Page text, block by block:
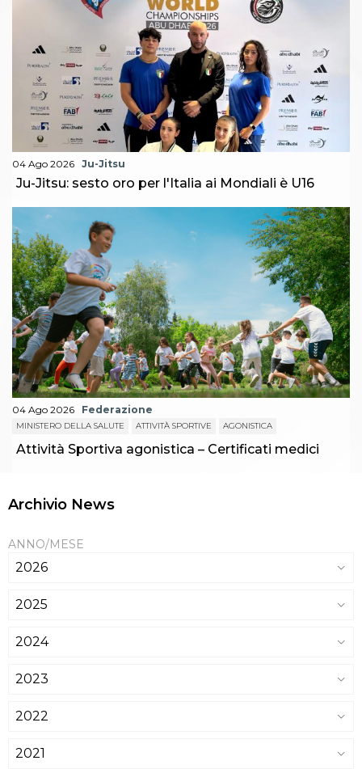
04 Ago 2026 Ju-Jitsu
Ju-Jitsu: sesto oro per l'Italia ai Mondiali è U16
04 Ago 2026 Federazione
MINISTERO DELLA SALUTE ATTIVITÀ SPORTIVE AGONISTICA
Attività Sportiva agonistica – Certificati medici
Archivio News
ANNO/MESE
2026
2025
2024
2023
2022
2021